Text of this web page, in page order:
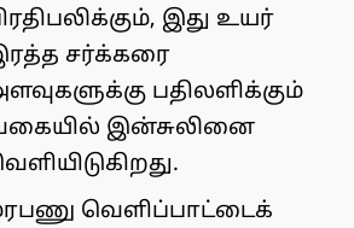
இது உயர்
சர்க்கரை
பதிலளிக்கும்
இன்சுலினை
வெளிப்பாட்டைக்